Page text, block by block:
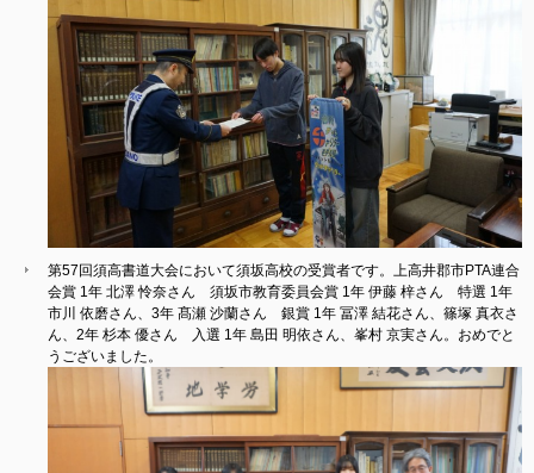
第57回須高書道大会において須坂高校の受賞者です。上高井郡市PTA連合
会賞 1年 北澤 怜奈さん 須坂市教育委員会賞 1年 伊藤 梓さん 特選 1年
市川 依磨さん、3年 髙瀬 沙蘭さん 銀賞 1年 冨澤 結花さん、篠塚 真衣さ
ん、2年 杉本 優さん 入選 1年 島田 明依さん、峯村 京実さん。おめでと
うございました。